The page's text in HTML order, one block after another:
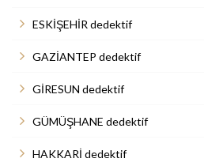
ESKİŞEHİR dedektif
GAZİANTEP dedektif
GİRESUN dedektif
GÜMÜŞHANE dedektif
HAKKARİ dedektif